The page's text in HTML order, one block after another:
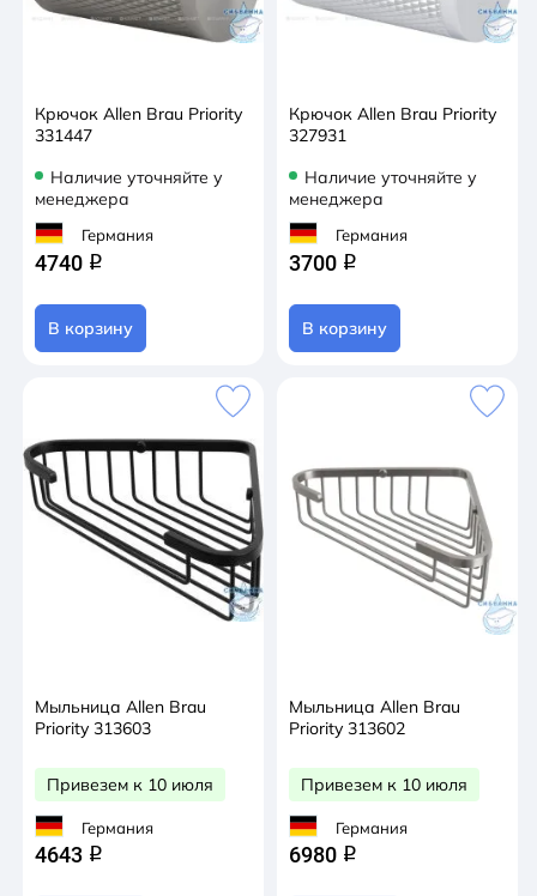
Крючок Allen Brau Priority
331447
Наличие уточняйте у
менеджера
Германия
4740 q
В корзину
Крючок Allen Brau Priority
327931
Наличие уточняйте у
менеджера
Германия
3700 q
В корзину
Мыльница Allen Brau
Priority 313603
Привезем к 10 июля
Германия
4643 q
Мыльница Allen Brau
Priority 313602
Привезем к 10 июля
Германия
6980 q